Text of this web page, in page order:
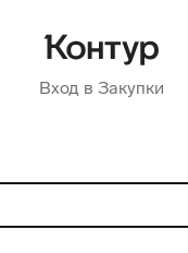
Вход в Закупки